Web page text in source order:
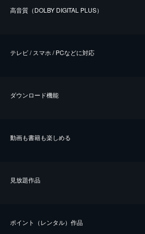
⾼⾳質（DOLBY DIGITAL PLUS）
テレビ / スマホ / PCなどに対応
ダウンロード機能
動画も書籍も楽しめる
⾒放題作品
ポイント（レンタル）作品